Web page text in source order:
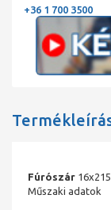
+36 1 700 3500
Fúrószár
Műszaki adatok